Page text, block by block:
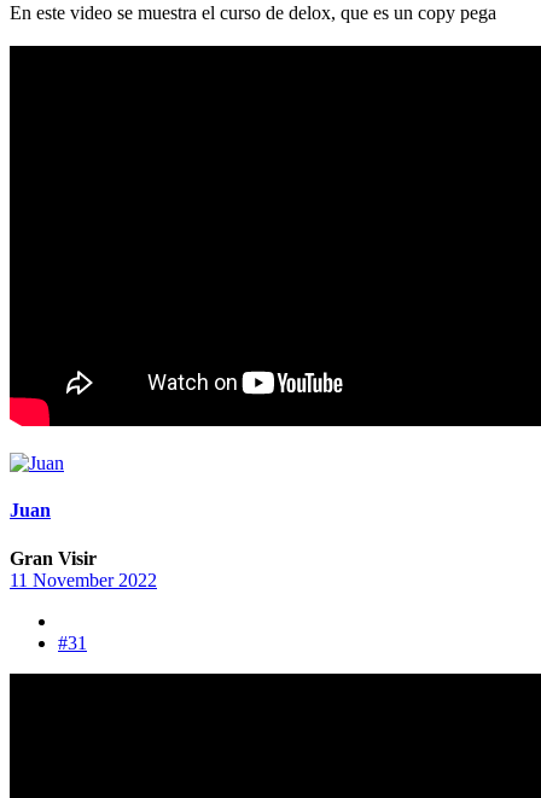
En este video se muestra el curso de delox, que es un copy pega
Juan
Gran Visir
11 November 2022
#31